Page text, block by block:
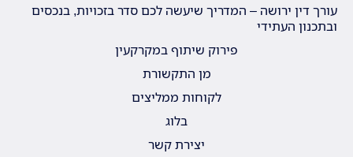
עורך דין ירושה – המדריך שיעשה לכם סדר בזכויות, בנכסים
ובתכנון העתידי
פירוק שיתוף במקרקעין
מן התקשורת
לקוחות ממליצים
בלוג
יצירת קשר